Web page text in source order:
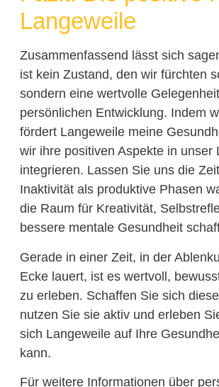
Langeweile
Zusammenfassend lässt sich
ist kein Zustand, den wir fürchten
sondern eine wertvolle
persönlichen Entwicklung. Indem
fördert Langeweile meine
wir ihre positiven Aspekte in unser
integrieren. Lassen Sie uns die
Inaktivität als produktive Phasen
die Raum für Kreativität,
bessere mentale Gesundheit
Gerade in einer Zeit, in der
Ecke lauert, ist es wertvoll,
zu erleben. Schaffen Sie sich
nutzen Sie sie aktiv und erleben
sich Langeweile auf Ihre
kann.
Für weitere Informationen über